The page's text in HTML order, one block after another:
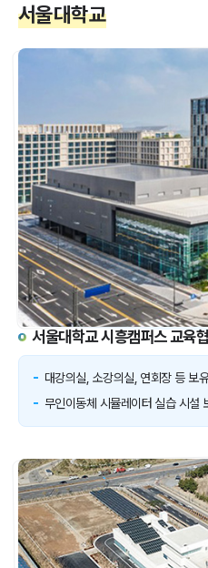
서울대학교
서울대학교 시흥캠퍼스 교육
대강의실, 소강의실, 연회장 등 보
무인이동체 시뮬레이터 실습 시설